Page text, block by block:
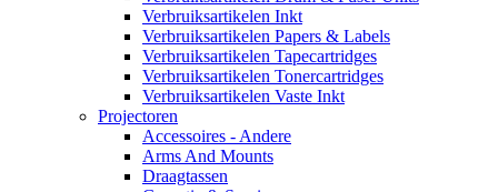
Verbruiksartikelen Inkt
Verbruiksartikelen Papers & Labels
Verbruiksartikelen Tapecartridges
Verbruiksartikelen Tonercartridges
Verbruiksartikelen Vaste Inkt
Projectoren
Accessoires - Andere
Arms And Mounts
Draagtassen